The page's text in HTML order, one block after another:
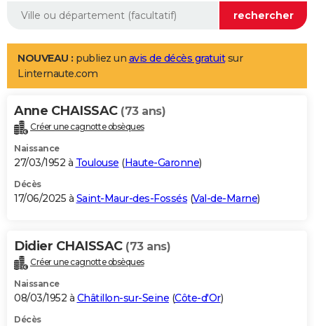
Aménagement intérieur
LIFESTYLE
Art de vivre
Bien-être
Loisirs
Mode
Modes de vie
Alimentation
Guide de la santé
Maladies
Médicaments
Sommeil
VOYAGE
Destinations
City break
Voyage nature
Voyage de noces
Forum
Climat
+PHOTO
GUIDES D'ACHAT
BONS PLANS
Carte de Noël
Carte Bonne année
Carte Saint-Valentin
Carte Pâques
Carte d'anniversaire
DICTIONNAIRE
Dictionnaire
Biographies
Citations
Expressions
Proverbes
PROGRAMME TV
NOUVEAU : publiez un avis de décès gratuitsur
Linternaute.com
Anne CHAISSAC (73 ans)
Créer une cagnotte obsèques
Naissance
27/03/1952 à Toulouse (Haute-Garonne)
Décès
17/06/2025 à Saint-Maur-des-Fossés (Val-de-Marne)
Didier CHAISSAC (73 ans)
Créer une cagnotte obsèques
Naissance
08/03/1952 à Châtillon-sur-Seine (Côte-d'Or)
Décès